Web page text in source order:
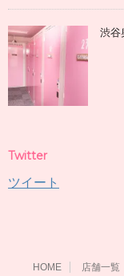
渋谷
Twitter
ツイート
HOME 店舗一覧